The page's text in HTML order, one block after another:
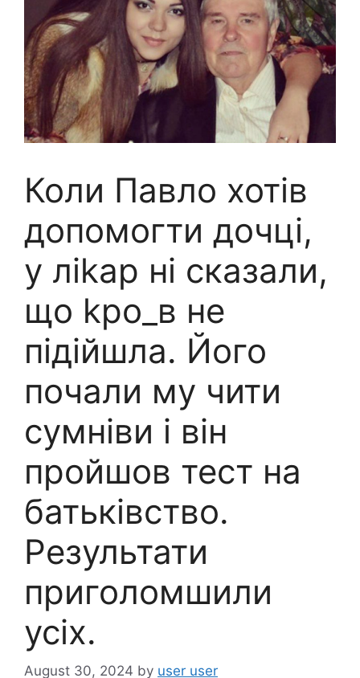
Коли Павло хотів
допомогти дочці,
у лikap ні сказали,
що kpo_в не
підійшла. Його
почали мy чити
сумніви і він
пройшов тест на
батьківство.
Результати
приголомшили
усіх.
August 30, 2024 by user user